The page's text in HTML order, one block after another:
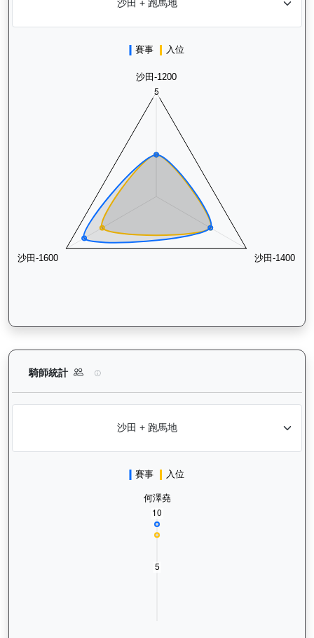
騎師統計 活力拍檔（K554）— 騎師統計分析：查看各騎